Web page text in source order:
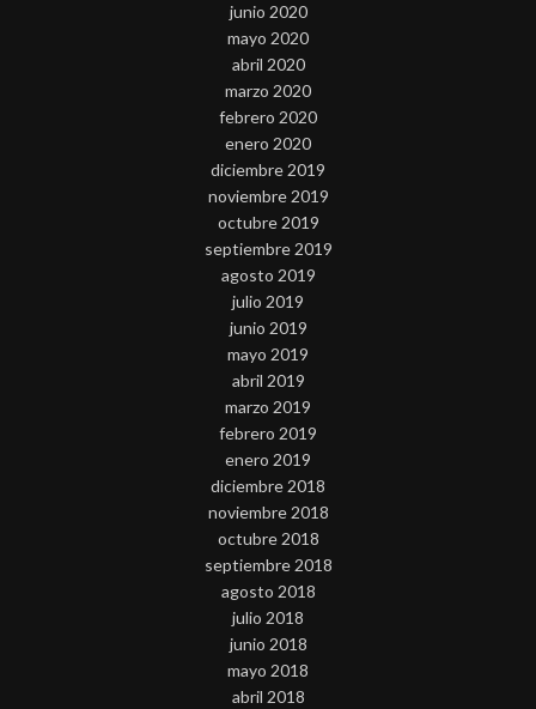
junio 2020
mayo 2020
abril 2020
marzo 2020
febrero 2020
enero 2020
diciembre 2019
noviembre 2019
octubre 2019
septiembre 2019
agosto 2019
julio 2019
junio 2019
mayo 2019
abril 2019
marzo 2019
febrero 2019
enero 2019
diciembre 2018
noviembre 2018
octubre 2018
septiembre 2018
agosto 2018
julio 2018
junio 2018
mayo 2018
abril 2018